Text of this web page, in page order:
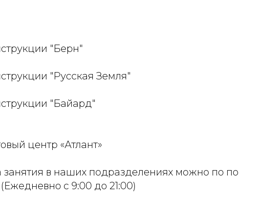
"Берн"
"Русская Земля"
"Байард"
центр «Атлант»
занятия в наших подразделениях можно по по
с 9:00 до 21:00)